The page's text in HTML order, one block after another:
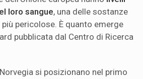
loro sangue, una delle sostanze
pericolose. È quanto emerge
pubblicata dal Centro di Ricerca
si posizionano nel primo